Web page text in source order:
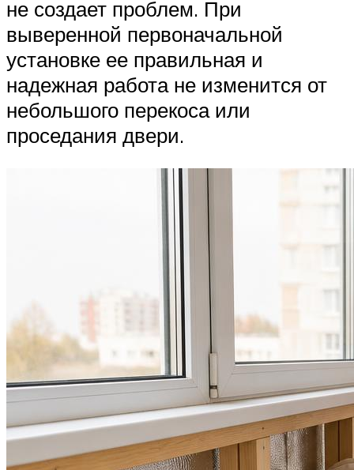
не создает проблем. При
выверенной первоначальной
установке ее правильная и
надежная работа не изменится от
небольшого перекоса или
проседания двери.